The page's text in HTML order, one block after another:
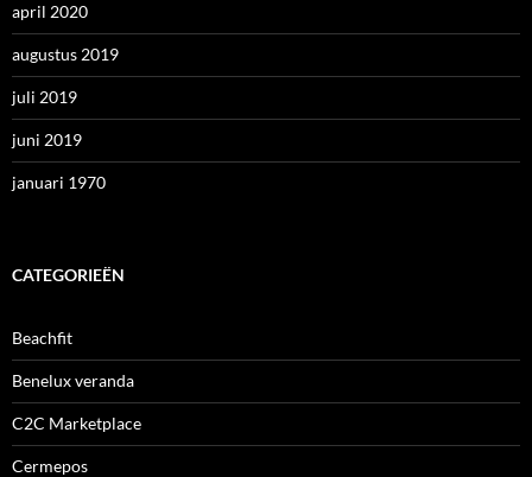
april 2020
augustus 2019
juli 2019
juni 2019
januari 1970
CATEGORIEËN
Beachfit
Benelux veranda
C2C Marketplace
Cermepos